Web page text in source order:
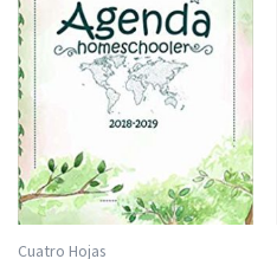
Cuatro Hojas